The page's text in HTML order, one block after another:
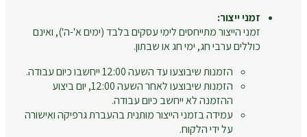
זמני ייצור:
זמני הייצור מתייחסים לימי עסקים בלבד (ימים א'-ה'), ואינם
כוללים ערבי חג, ימי חג או שבתון.
הזמנות שיבוצעו עד השעה 12:00 ייחשבו כיום עבודה.
הזמנות שיבוצעו לאחר השעה 12:00, יום ביצוע
ההזמנה לא ייחשב כיום עבודה.
עמידה בזמני הייצור מותנית בהעברת גרפיקה ואישורה
על ידי הלקוח.